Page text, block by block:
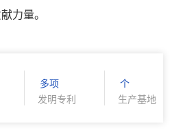
力量。
多项
发明专利
个
生产基地